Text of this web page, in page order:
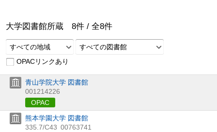
大学図書館所蔵 8件 / 全8件
すべての地域
すべての図書館
OPACリンクあり
青山学院大学 図書館
001214226
OPAC
熊本学園大学 図書館
335.7/C43 00763741